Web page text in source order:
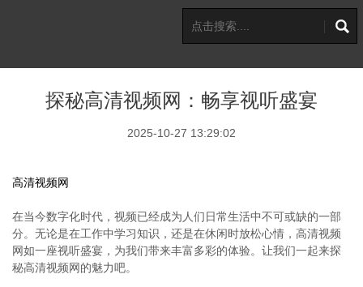
探秘高清视频网：畅享视听盛宴
2025-10-27 13:29:02
高清视频网
在当今数字化时代，视频已经成为人们日常生活中不可或缺的一部
分。无论是在工作中学习知识，还是在休闲时放松心情，高清视频
网如一座视听盛宴，为我们带来丰富多彩的体验。让我们一起来探
秘高清视频网的魅力吧。